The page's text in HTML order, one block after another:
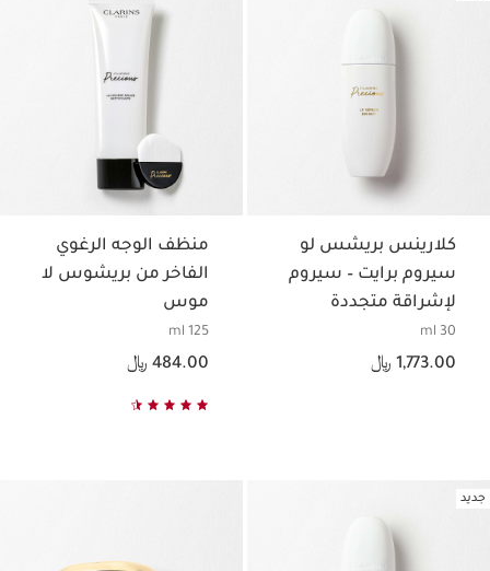
كلارينس بريشس لو
سيروم برايت – سيروم
لإشراقة متجددة
وتوحيد لون البشرة
30 ml
السعر الحالي هو 1,773.00 ﷼
1,773.00 ﷼
منظف الوجه الرغوي
الفاخر من بريشوس لا
موس
125 ml
السعر الحالي هو 484.00 ﷼
484.00 ﷼
جديد